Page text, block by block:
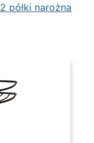
półki narożna